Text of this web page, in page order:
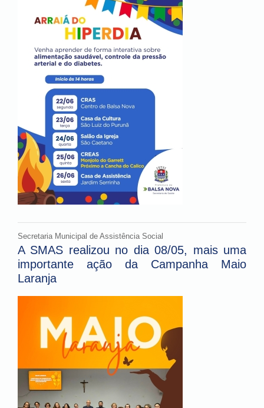
Secretaria Municipal de Assistência Social
A SMAS realizou no dia 08/05, mais uma
importante ação da Campanha Maio
Laranja